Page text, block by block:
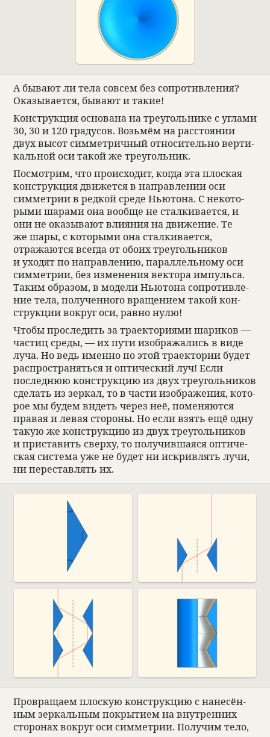
А бывают ли тела совсем без сопро­тив­ле­ния?
Ока­зы­ва­ется, бывают и такие!
Кон­струкция осно­вана на тре­уголь­нике с углами
30, 30 и 120 гра­ду­сов. Возьмём на рас­сто­я­нии
двух высот симмет­рич­ный отно­си­тельно вер­ти­
каль­ной оси такой же тре­уголь­ник.
Посмот­рим, что про­ис­хо­дит, когда эта плос­кая
кон­струкция движется в направ­ле­нии оси
симмет­рии в ред­кой среде Нью­тона. С неко­то­
рыми шарами она вообще не стал­ки­ва­ется, и
они не ока­зы­вают вли­я­ния на движе­ние. Те
же шары, с кото­рыми она стал­ки­ва­ется,
отражаются все­гда от обоих тре­уголь­ни­ков
и ухо­дят по направ­ле­нию, парал­лель­ному оси
симмет­рии, без изме­не­ния век­тора импульса.
Таким обра­зом, в модели Нью­тона сопро­тив­ле­
ние тела, полу­чен­ного враще­нием такой кон­
струкции вокруг оси, равно нулю!
Чтобы про­сле­дить за тра­ек­то­ри­ями шари­ков —
частиц среды, — их пути изоб­ража­лись в виде
луча. Но ведь именно по этой тра­ек­то­рии будет
рас­про­стра­няться и опти­че­ский луч! Если
послед­нюю кон­струкцию из двух тре­уголь­ни­ков
сде­лать из зер­кал, то в части изоб­раже­ния, кото­
рое мы будем видеть через неё, поме­няются
пра­вая и левая сто­роны. Но если взять ещё одну
такую же кон­струкцию из двух тре­уголь­ни­ков
и при­ста­вить сверху, то полу­чивша­яся опти­че­
ская система уже не будет ни искрив­лять лучи,
ни пере­став­лять их.
Про­вращаем плос­кую кон­струкцию с нане­сён­
ным зер­каль­ным покрытием на внут­рен­них
сто­ро­нах вокруг оси симмет­рии. Полу­чим тело,